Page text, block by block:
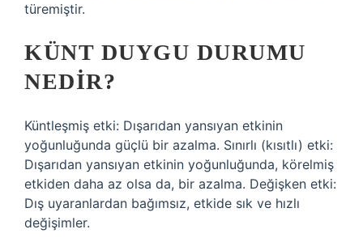
türemiştir.
KÜNT DUYGU DURUMU
NEDIR?
Küntleşmiş etki: Dışarıdan yansıyan etkinin
yoğunluğunda güçlü bir azalma. Sınırlı (kısıtlı) etki:
Dışarıdan yansıyan etkinin yoğunluğunda, körelmiş
etkiden daha az olsa da, bir azalma. Değişken etki:
Dış uyaranlardan bağımsız, etkide sık ve hızlı
değişimler.